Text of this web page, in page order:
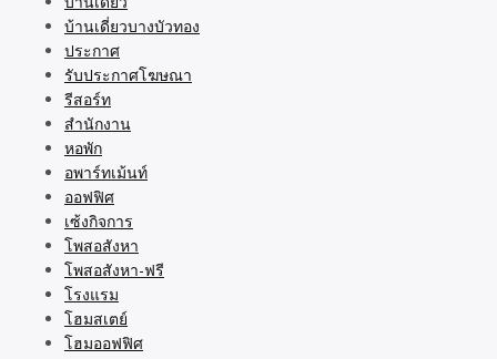
บ้านเดี่ยวบางบัวทอง
ประกาศ
รับประกาศโฆษณา
รีสอร์ท
สำนักงาน
หอพัก
อพาร์ทเม้นท์
ออฟฟิศ
เซ้งกิจการ
โพสอสังหา
โพสอสังหา-ฟรี
โรงแรม
โฮมสเตย์
โฮมออฟฟิศ